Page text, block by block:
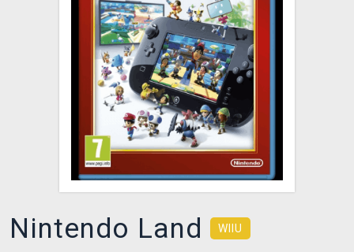
XZONE KLUB
TCG & BOARDGAME HUB
VÝKUP HER (BAZAR)
Nintendo Land WIIU